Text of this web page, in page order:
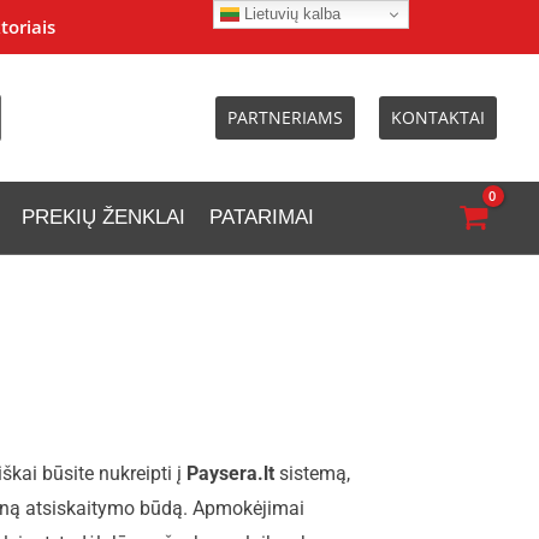
PARTNERIAMS KONTAKTAI
PREKIŲ ŽENKLAI PATARIMAI
būsite nukreipti į Paysera.lt sistemą,
atsiskaitymo būdą. Apmokėjimai
Lietuvių kalba